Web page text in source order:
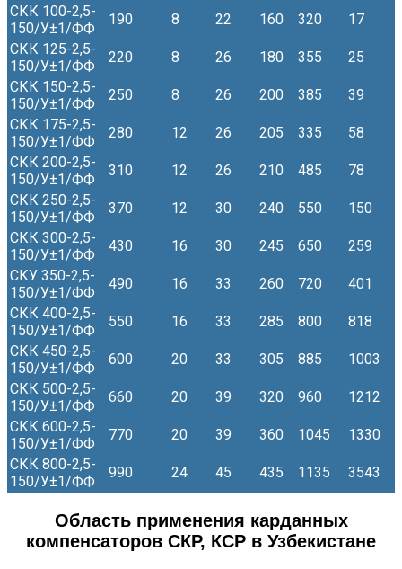
СКК 100-2,5-
150/У±1/ФФ
190 8 22 160 320
17
СКК 125-2,5-
150/У±1/ФФ
220 8 26 180 355
25
СКК 150-2,5-
150/У±1/ФФ
250 8 26 200 385
39
СКК 175-2,5-
150/У±1/ФФ
280 12 26 205 335
58
СКК 200-2,5-
150/У±1/ФФ
310 12 26 210 485
78
СКК 250-2,5-
150/У±1/ФФ
370 12 30 240 550
150
СКК 300-2,5-
150/У±1/ФФ
430 16 30 245 650
259
СКУ 350-2,5-
150/У±1/ФФ
490 16 33 260 720
401
СКК 400-2,5-
150/У±1/ФФ
550 16 33 285 800
818
СКК 450-2,5-
150/У±1/ФФ
600 20 33 305 885
1003
СКК 500-2,5-
150/У±1/ФФ
660 20 39 320 960
1212
СКК 600-2,5-
150/У±1/ФФ
770 20 39 360 1045
1330
СКК 800-2,5-
150/У±1/ФФ
990 24 45 435 1135 3543
Область применения карданных
компенсаторов СКР, КСР в Узбекистане